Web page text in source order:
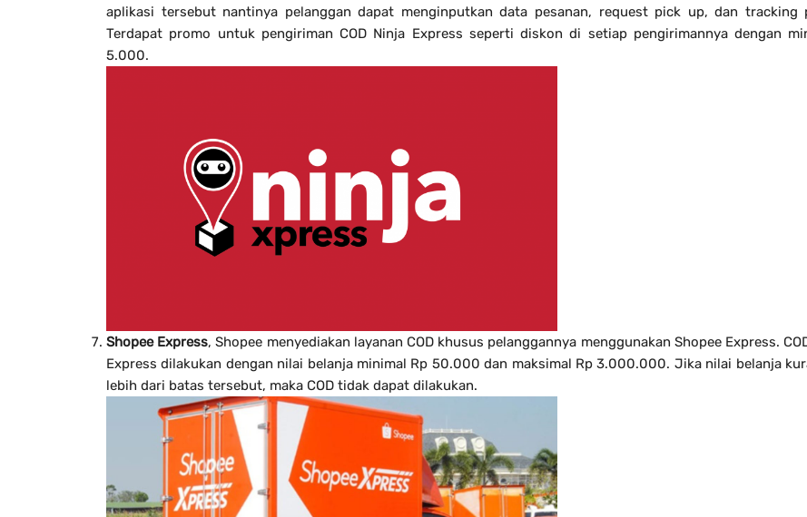
aplikasi tersebut nantinya pelanggan dapat menginputkan data pesanan, request pick up, dan tracking
Terdapat promo untuk pengiriman COD Ninja Express seperti diskon di setiap pengirimannya dengan
5.000.
Shopee Express, Shopee menyediakan layanan COD khusus pelanggannya menggunakan Shopee Express.
Express dilakukan dengan nilai belanja minimal Rp 50.000 dan maksimal Rp 3.000.000. Jika nilai belanja
lebih dari batas tersebut, maka COD tidak dapat dilakukan.